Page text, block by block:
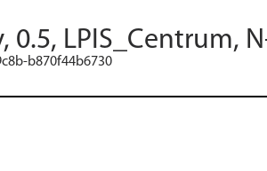
0.5, LPIS_Centrum,
b870f44b6730